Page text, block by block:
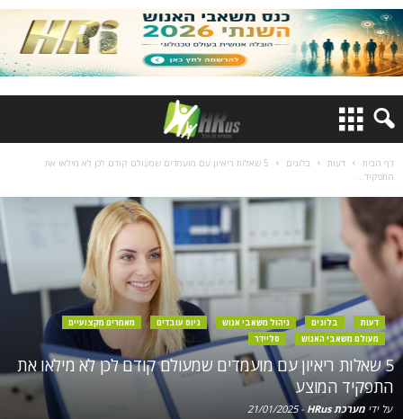
דף הבית דעות בלוגים
5 שאלות ריאיון עם מועמדים שמעולם קודם לכן לא מילאו את
התפקיד...
דעות בלוגים ניהול משאבי אנוש גיוס עובדים
מאמרים מקצועיים
מעולם משאבי האנוש
סליידר
5 שאלות ריאיון עם מועמדים שמעולם קודם לכן לא מילאו את
התפקיד המוצע
על ידי מערכת HRus -
21/01/2025